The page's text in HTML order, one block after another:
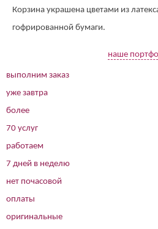
Корзина украшена цветами из
гофрированной бумаги.
наше
выполним заказ
уже завтра
более
70 услуг
работаем
7 дней в неделю
нет почасовой
оплаты
оригинальные